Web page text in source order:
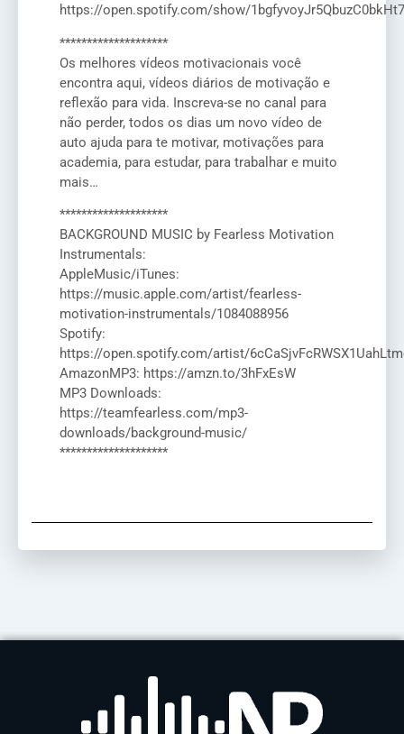
https://open.spotify.com/show/1bgfyvoyJr5QbuzC0bkHt7
********************
Os melhores vídeos motivacionais você
encontra aqui, vídeos diários de motivação e
reflexão para vida. Inscreva-se no canal para
não perder, todos os dias um novo vídeo de
auto ajuda para te motivar, motivações para
academia, para estudar, para trabalhar e muito
mais…
********************
BACKGROUND MUSIC by Fearless Motivation
Instrumentals:
AppleMusic/iTunes:
https://music.apple.com/artist/fearless-
motivation-instrumentals/1084088956
Spotify:
https://open.spotify.com/artist/
AmazonMP3: https://amzn.to/3hFxEsW
MP3 Downloads:
https://teamfearless.com/mp3-
downloads/background-music/
********************